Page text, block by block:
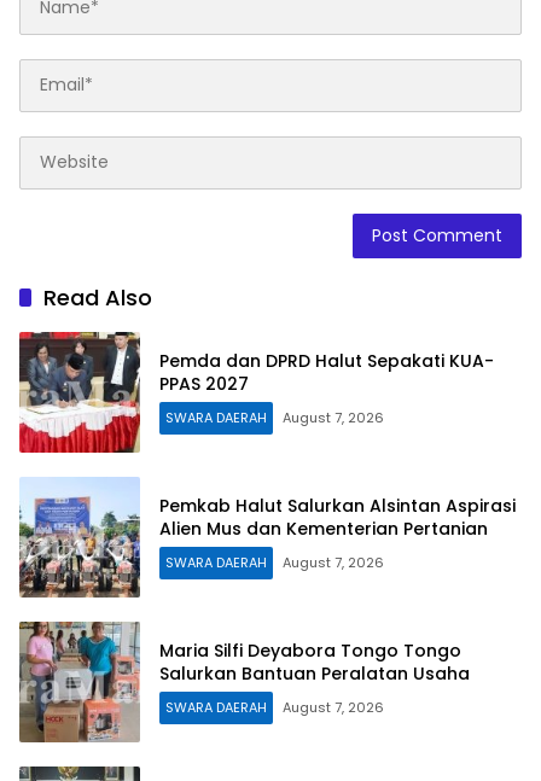
Read Also
Pemda dan DPRD Halut Sepakati KUA-
PPAS 2027
SWARA DAERAH August 7, 2026
Pemkab Halut Salurkan Alsintan Aspirasi
Alien Mus dan Kementerian Pertanian
SWARA DAERAH August 7, 2026
Maria Silfi Deyabora Tongo Tongo
Salurkan Bantuan Peralatan Usaha
SWARA DAERAH August 7, 2026